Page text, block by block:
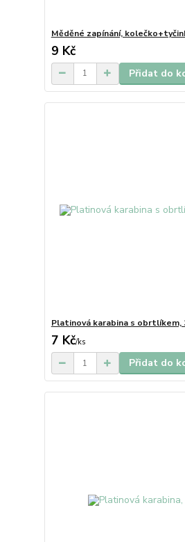
Měděné zapínání,
9 Kč
Přidat do
Platinová karabina s obrtlíkem,
7 Kč/ks
Přidat do